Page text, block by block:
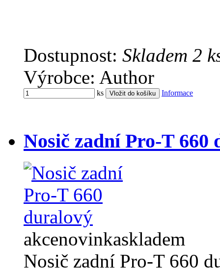
Dostupnost: Skladem 2
Výrobce: Author
ks Informace
Nosič zadní Pro-T 660
akcenovinkaskladem
Nosič zadní Pro-T 660